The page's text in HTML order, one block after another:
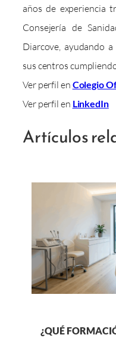
años de experiencia
Consejería de
Diarcove, ayudando
sus centros
Ver perfil en Colegio
Ver perfil en LinkedIn
Artículos
¿QUÉ